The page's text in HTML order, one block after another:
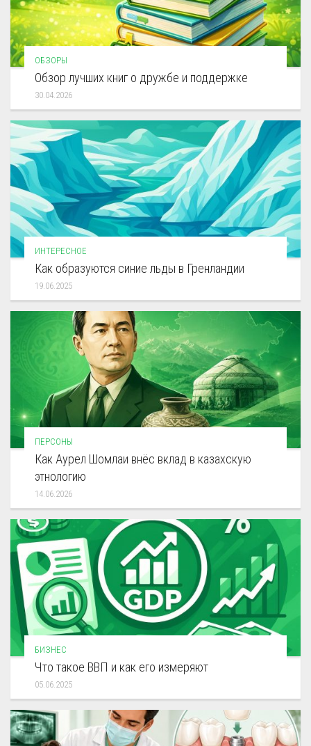
ОБЗОРЫ
Обзор лучших книг о дружбе и поддержке
30.04.2026
ИНТЕРЕСНОЕ
Как образуются синие льды в Гренландии
19.06.2025
ПЕРСОНЫ
Как Аурел Шомлаи внёс вклад в казахскую
этнологию
14.06.2026
БИЗНЕС
Что такое ВВП и как его измеряют
05.06.2025